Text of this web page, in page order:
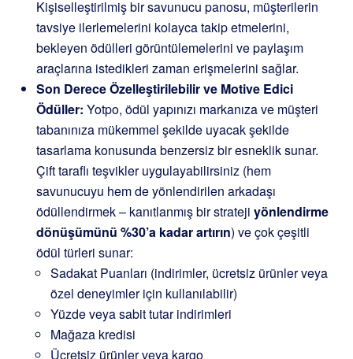
Kişiselleştirilmiş bir savunucu panosu, müşterilerin
tavsiye ilerlemelerini kolayca takip etmelerini,
bekleyen ödülleri görüntülemelerini ve paylaşım
araçlarına istedikleri zaman erişmelerini sağlar.
Son Derece Özelleştirilebilir ve Motive Edici
Ödüller: Yotpo, ödül yapınızı markanıza ve müşteri
tabanınıza mükemmel şekilde uyacak şekilde
tasarlama konusunda benzersiz bir esneklik sunar.
Çift taraflı teşvikler uygulayabilirsiniz (hem
savunucuyu hem de yönlendirilen arkadaşı
ödüllendirmek – kanıtlanmış bir strateji yönlendirme
dönüşümünü %30’a kadar artırın) ve çok çeşitli
ödül türleri sunar:
Sadakat Puanları (indirimler, ücretsiz ürünler veya
özel deneyimler için kullanılabilir)
Yüzde veya sabit tutar indirimleri
Mağaza kredisi
Ücretsiz ürünler veya kargo